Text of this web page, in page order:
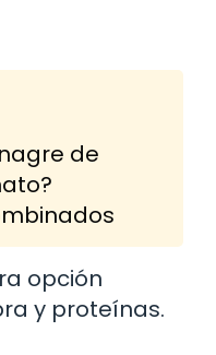
de
opción
y proteínas.